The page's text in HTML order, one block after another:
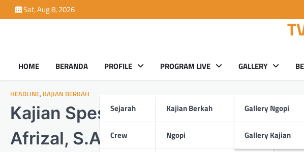
to
Sat, Aug 8, 2026
HOME BERANDA PROFILE
Sejarah
Crew
PROGRAM LIVE
Kajian Berkah
Ngopi
GALLERY
Gallery Ngopi
Gallery Kajian
HEADLINE, KAJIAN BERKAH
Kajian Spesial : “Kesatuan
Afrizal, S.Ag, M.Pd.I, AWP